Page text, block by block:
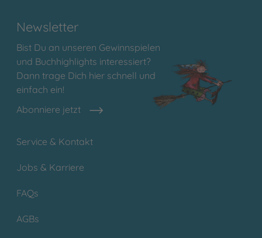
Newsletter
Bist Du an unseren Gewinnspielen
und Buchhighlights interessiert?
Dann trage Dich hier schnell und
einfach ein!
Abonniere jetzt
Service & Kontakt
Jobs & Karriere
FAQs
AGBs